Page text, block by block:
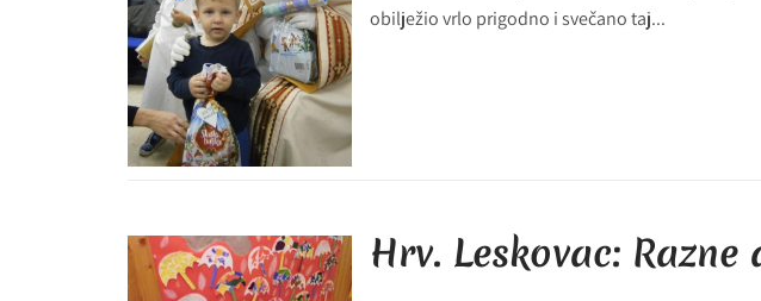
obilježio vrlo prigodno i svečano taj...
Hrv. Leskovac: